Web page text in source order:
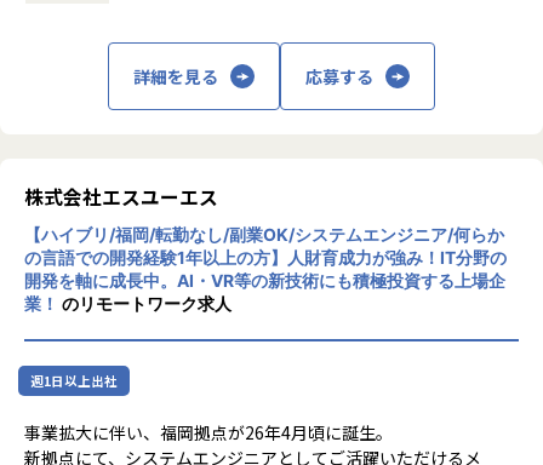
＜当社について＞
1999年、2名から京都でスタートした当社。今では従業員約
2200名、8つの拠点まで成長を遂げ、上場から5年で236％の
械・機構設計、電子電気回路設計、化学・素材・バイオ分野
など、幅広いフィールドでエンジニアが活躍しています。
【当社の魅力】
◎AI・AR/VR最先端分野が強み
VR戦略子会社やAI研究所を設立。また訓練・研修へのAR/VR
導入、製造現場でのAIの活用、不動産業界向けのVRモデルル
ーム開発等、企業課題を最先端技術で解決しています。
【社内の取り組み】全社員に有料AIツールの付与／XRアイデ
アソン／先端領域チャレンジ制度…全社員が最先端に携わる
詳細を見る 応募する
株式会社エスユーエス
【ハイブリ/福岡/転勤なし/副業OK/システムエンジニア/何らか
の言語での開発経験1年以上の方】人財育成力が強み！IT分野の
開発を軸に成長中。AI・VR等の新技術にも積極投資する上場企
業！ のリモートワーク求人
週1日以上出社
事業拡大に伴い、福岡拠点が26年4月頃に誕生。
新拠点にて、システムエンジニアとしてご活躍いただけるメ